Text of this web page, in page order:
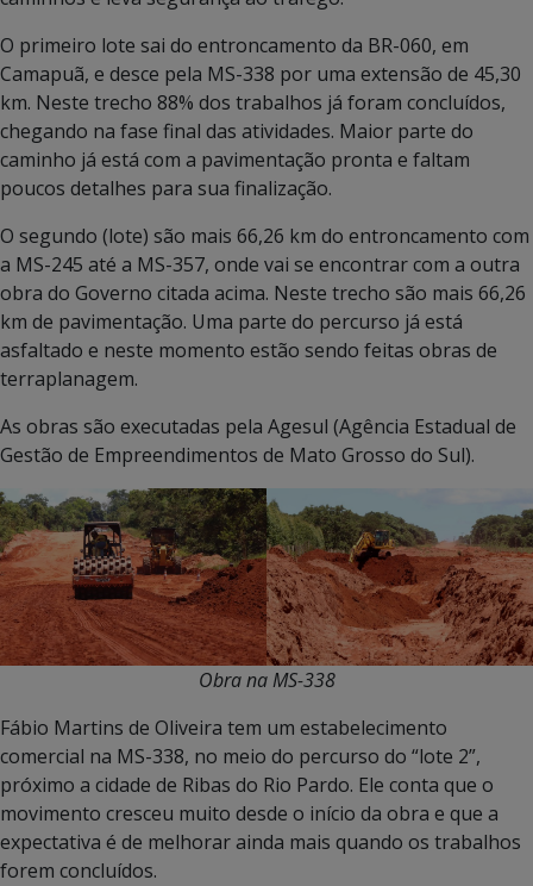
O primeiro lote sai do entroncamento da BR-060, em
Camapuã, e desce pela MS-338 por uma extensão de 45,30
km. Neste trecho 88% dos trabalhos já foram concluídos,
chegando na fase final das atividades. Maior parte do
caminho já está com a pavimentação pronta e faltam
poucos detalhes para sua finalização.
O segundo (lote) são mais 66,26 km do entroncamento com
a MS-245 até a MS-357, onde vai se encontrar com a outra
obra do Governo citada acima. Neste trecho são mais 66,26
km de pavimentação. Uma parte do percurso já está
asfaltado e neste momento estão sendo feitas obras de
terraplanagem.
As obras são executadas pela Agesul (Agência Estadual de
Gestão de Empreendimentos de Mato Grosso do Sul).
Obra na MS-338
Fábio Martins de Oliveira tem um estabelecimento
comercial na MS-338, no meio do percurso do “lote 2”,
próximo a cidade de Ribas do Rio Pardo. Ele conta que o
movimento cresceu muito desde o início da obra e que a
expectativa é de melhorar ainda mais quando os trabalhos
forem concluídos.